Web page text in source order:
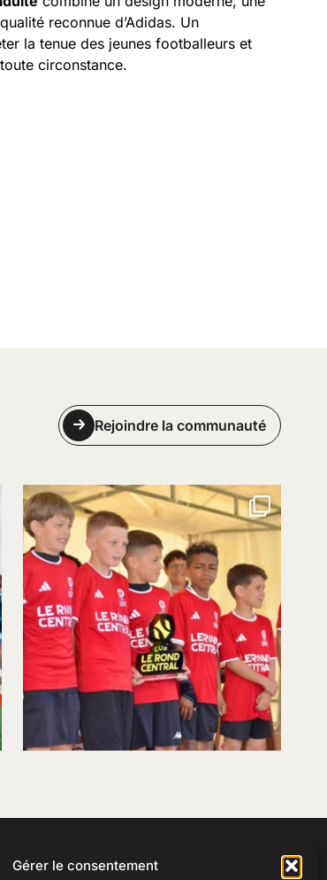
Gérer le consentement
reconnue d’Adidas. Un
la tenue des jeunes footballeurs et
circonstance.
Rejoindre la communauté